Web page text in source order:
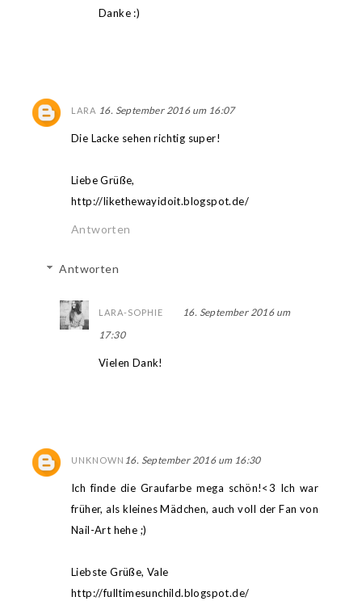
Danke :)
LARA 16. September 2016 um 16:07
Die Lacke sehen richtig super!
Liebe Grüße,
http://likethewayidoit.blogspot.de/
Antworten
Antworten
LARA-SOPHIE
16. September 2016 um
17:30
Vielen Dank!
UNKNOWN 16. September 2016 um 16:30
Ich finde die Graufarbe mega schön!<3 Ich war
früher, als kleines Mädchen, auch voll der Fan von
Nail-Art hehe ;)
Liebste Grüße, Vale
http://fulltimesunchild.blogspot.de/